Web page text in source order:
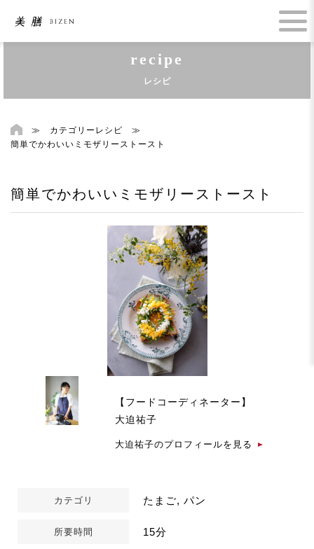
recipe
レシピ
≫ カテゴリーレシピ ≫
簡単でかわいいミモザリーストースト
簡単でかわいいミモザリーストースト
【フードコーディネーター】
大迫祐子
大迫祐子のプロフィールを見る
カテゴリ たまご, パン
所要時間 15分